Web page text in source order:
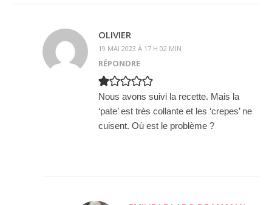
OLIVIER
19 MAI 2023 À 17 H 02 MIN
RÉPONDRE
Nous avons suivi la recette. Mais la
‘pate’ est très collante et les ‘crepes’ ne
cuisent. Où est le problème ?